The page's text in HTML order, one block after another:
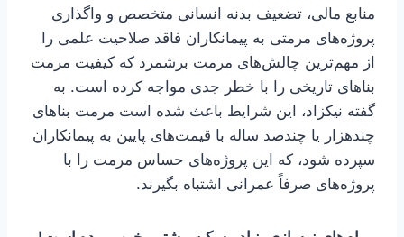
منابع مالی، تضعیف بدنه انسانی متخصص و واگذاری
پروژه‌های مرمتی به پیمانکاران فاقد صلاحیت علمی را
از مهم‌ترین چالش‌های مرمت برشمرد که کیفیت مرمت
بناهای تاریخی را با خطر جدی مواجه کرده است. به
گفته نیکزاد، این شرایط باعث شده است مرمت بناهای
چندهزار یا چندصد ساله با قیمت‌های پایین‌ به پیمانکاران
سپرده شود، که این پروژه‌های حساس مرمت را با
پروژه‌های صرفاً عمرانی اشتباه بگیرند.